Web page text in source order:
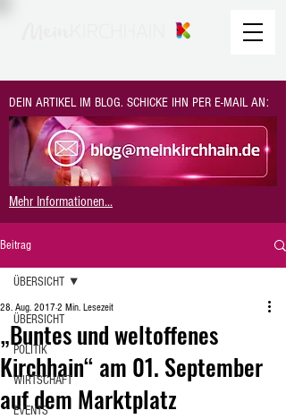
DEIN ARTIKEL IM BLOG. SCHICKE IHN PER E-MAIL AN:
Mehr Informationen...
Beitrag
ÜBERSICHT
POLITIK
WIRTSCHAFT
EVENTS
ÜBERSICHT
„Buntes und weltoffenes
Kirchhain“ am 01. September
auf dem Marktplatz
28. Aug. 2017 2 Min. Lesezeit